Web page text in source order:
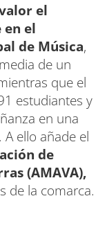
el
el
de Música,
de un
que el
estudiantes y
en una
ello añade el
de
(AMAVA),
de la comarca.